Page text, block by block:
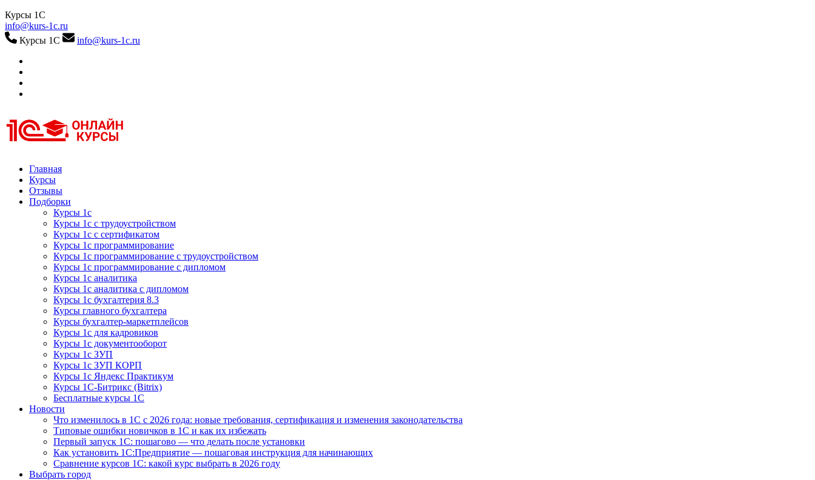
Курсы 1С
info@kurs-1c.ru
Курсы 1С
info@kurs-1c.ru
Курсы 1С
Курсы 1С официальная сертификация
Главная
Курсы
Отзывы
Подборки
Курсы 1с
Курсы 1с с трудоустройством
Курсы 1с с сертификатом
Курсы 1с программирование
Курсы 1с программирование с трудоустройством
Курсы 1с программирование с дипломом
Курсы 1с аналитика
Курсы 1с аналитика с дипломом
Курсы 1с бухгалтерия 8.3
Курсы главного бухгалтера
Курсы бухгалтер-маркетплейсов
Курсы 1с для кадровиков
Курсы 1с документооборот
Курсы 1с ЗУП
Курсы 1с ЗУП КОРП
Курсы 1с Яндекс Практикум
Курсы 1С-Битрикс (Bitrix)
Бесплатные курсы 1С
Новости
Что изменилось в 1С с 2026 года: новые требования, сертификация и изменения законодательства
Типовые ошибки новичков в 1С и как их избежать
Первый запуск 1С: пошагово — что делать после установки
Как установить 1С:Предприятие — пошаговая инструкция для начинающих
Сравнение курсов 1С: какой курс выбрать в 2026 году
Выбрать город